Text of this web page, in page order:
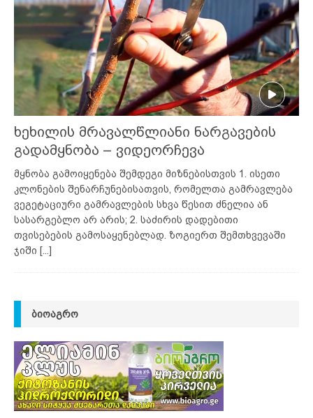
ხეხილის მრავალწლიანი ნარგავების
გადამყნობა – ვიდეორჩევა
მყნობა გამოიყენება შემდეგი მიზნებისთვის 1. ისეთი
კლონების შენარჩუნებისათვის, რომელთა გამრავლება
ვეგეტაციური გამრავლების სხვა წესით ძნელია ან
სასარგებლო არ არის; 2. საძირის დადებითი
თვისებების გამოსაყენებლად. ზოგიერთ შემთხვევაში
ჯიში [...]
ᲑᲘᲝᲐᲒᲠᲝ